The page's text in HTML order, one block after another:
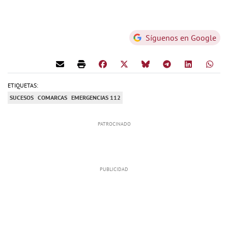
Síguenos en Google
ETIQUETAS:
SUCESOS COMARCAS EMERGENCIAS 112